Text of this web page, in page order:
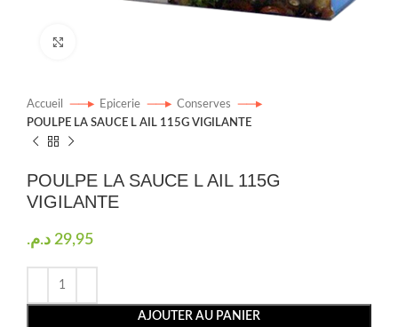
Accueil Epicerie
Conserves
POULPE LA SAUCE L AIL 115G VIGILANTE
POULPE LA SAUCE L AIL 115G
VIGILANTE
29,95 د.م.
AJOUTER AU PANIER